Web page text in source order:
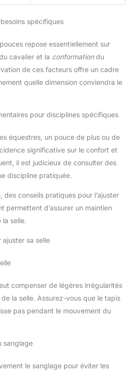
spécifiques
repose essentiellement sur
cavalier et la conformationdu
de ces facteurs offre un cadre
quelle dimension conviendra le
pour disciplines spécifiques
équestres, un pouce de plus ou de
significative sur le confort et
il est judicieux de consulter des
discipline pratiquée.
des conseils pratiques pour l’ajuster
permettent d’assurer un maintien
selle.
ajuster sa selle
compenser de légères irrégularités
la selle. Assurez-vous que le tapis
pas pendant le mouvement du
sanglage
le sanglage pour éviter les